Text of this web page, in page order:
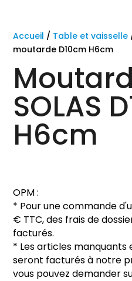
Accueil / Table et vaisselle
moutarde D10cm H6cm
SOLAS
H6cm
OPM :
* Pour une commande
€ TTC, des frais de
facturés.
* Les articles
seront facturés à notre
vous pouvez demander